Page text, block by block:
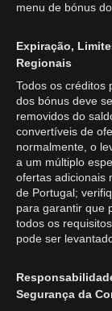
menu de bónus
Expiração,
Regionais
Todos os créditos
dos bónus deve
removidos do
convertíveis de
normalmente, o
a um múltiplo
ofertas adicionais
de Portugal;
para garantir que
todos os
pode ser
Segurança da